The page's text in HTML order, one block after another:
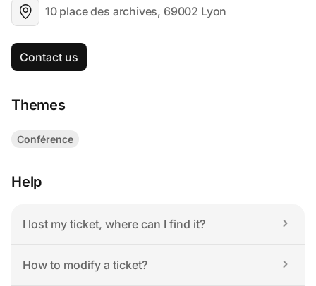
10 place des archives, 69002 Lyon
Contact us
Themes
Conférence
Help
I lost my ticket, where can I find it?
How to modify a ticket?